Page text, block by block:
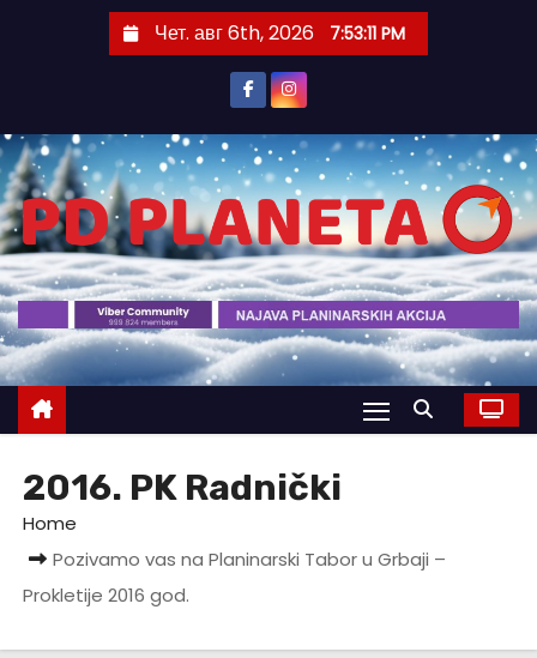
t
o
c
o
n
t
e
n
Чет. авг 6th, 2026 7:53:11 PM
2016. PK Radnički
Home
Pozivamo vas na Planinarski Tabor u Grbaji –
Prokletije 2016 god.